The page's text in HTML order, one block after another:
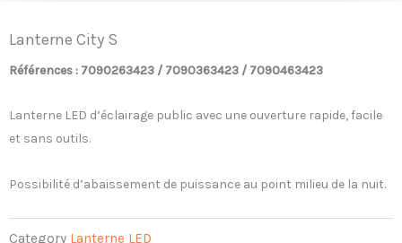
Lanterne City S
Références : 7090263423 / 7090363423 / 7090463423
Lanterne LED d’éclairage public avec une ouverture rapide, facile
et sans outils.
Possibilité d’abaissement de puissance au point milieu de la nuit.
Category Lanterne LED